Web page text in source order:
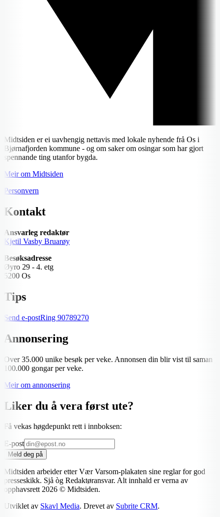
Midtsiden er ei uavhengig nettavis med lokale nyhende frå Os i
Bjørnafjorden kommune - og om saker om osingar som har gjort
spennande ting utanfor bygda.
Meir om Midtsiden
Personvern
Kontakt
Ansvarleg redaktør
Kjetil Vasby Bruarøy
Besøksadresse
Øyro 29 - 4. etg
5200 Os
Tips
Send e-postRing 90789270
Annonsering
Over 35.000 unike besøk per veke. Annonsen din blir vist til saman
100.000 gongar per veke.
Meir om annonsering
Liker du å vera først ute?
Få vekas høgdepunkt rett i innboksen:
E-post
Meld deg på
Midtsiden arbeider etter Vær Varsom-plakaten sine reglar for god
presseskikk. Sjå òg Redaktøransvar. Alt innhald er verna av
opphavsrett2026 © Midtsiden.
Utviklet av Skavl Media. Drevet av Subrite CRM.